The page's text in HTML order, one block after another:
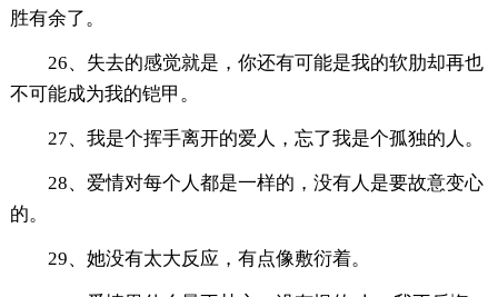
胜有余了。
26、失去的感觉就是，你还有可能是我的软肋却再也
不可能成为我的铠甲。
27、我是个挥手离开的爱人，忘了我是个孤独的人。
28、爱情对每个人都是一样的，没有人是要故意变心
的。
29、她没有太大反应，有点像敷衍着。